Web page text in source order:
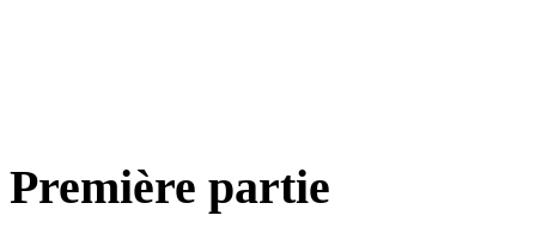
Première partie